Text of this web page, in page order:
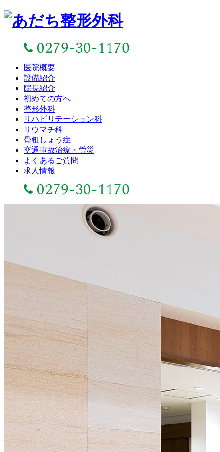
医院概要
設備紹介
院長紹介
初めての方へ
整形外科
リハビリテーション科
リウマチ科
骨粗しょう症
交通事故治療・労災
よくあるご質問
求人情報